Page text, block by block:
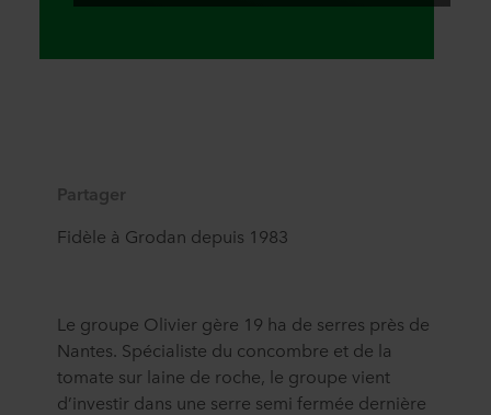
Partager
Fidèle à Grodan depuis 1983
Le groupe Olivier gère 19 ha de serres près de
Nantes. Spécialiste du concombre et de la
tomate sur laine de roche, le groupe vient
d’investir dans une serre semi fermée dernière